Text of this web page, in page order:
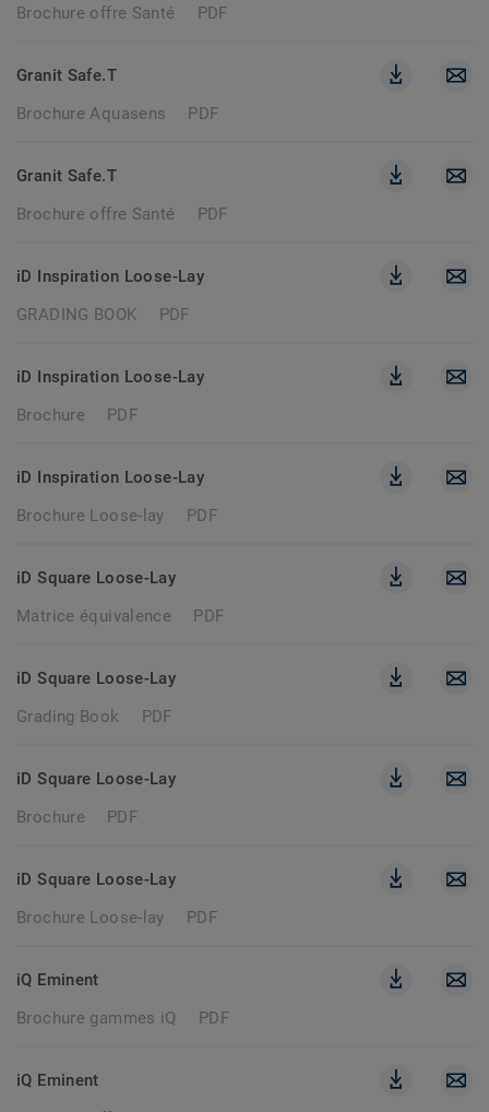
Brochure offre Santé
PDF
Granit Safe.T
Brochure Aquasens
PDF
Granit Safe.T
Brochure offre Santé
PDF
iD Inspiration Loose-Lay
GRADING BOOK
PDF
iD Inspiration Loose-Lay
Brochure
PDF
iD Inspiration Loose-Lay
Brochure Loose-lay
PDF
iD Square Loose-Lay
Matrice équivalence
PDF
iD Square Loose-Lay
Grading Book
PDF
iD Square Loose-Lay
Brochure
PDF
iD Square Loose-Lay
Brochure Loose-lay
PDF
iQ Eminent
Brochure gammes iQ
PDF
iQ Eminent